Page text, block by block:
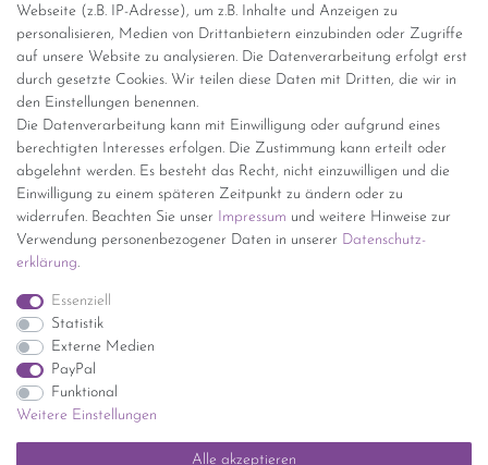
Webseite (z.B. IP-Adresse), um z.B. Inhalte und Anzeigen zu
personalisieren, Medien von Drittanbietern einzubinden oder Zugriffe
auf unsere Website zu analysieren. Die Datenverarbeitung erfolgt erst
durch gesetzte Cookies. Wir teilen diese Daten mit Dritten, die wir in
den Einstellungen benennen.
Die Datenverarbeitung kann mit Einwilligung oder aufgrund eines
berechtigten Interesses erfolgen. Die Zustimmung kann erteilt oder
abgelehnt werden. Es besteht das Recht, nicht einzuwilligen und die
Einwilligung zu einem späteren Zeitpunkt zu ändern oder zu
widerrufen. Beachten Sie unser Impressum und weitere Hinweise zur
Verwendung personenbezogener Daten in unserer Daten­schutz­
erklärung.
Essenziell
Statistik
Externe Medien
PayPal
Funktional
Weitere Einstellungen
Alle akzeptieren
Versand per GLS (6,90 Euro) oder DHL (8,49 Euro ) inkl. MwSt.
(innerhalb Deutschlands)
kostenfreie Lieferung ab 150 Euro Warenwert (innerhalb
Deutschlands)
Übersicht Internationale Versandkosten
Wir kaufen an
Sie haben zuviel Porzellan im Schrank? Gerne kaufen wir dieses an.
Einfach unverbindliches Angebot anfordern.
*Endpreis inkl. MwSt. (Dieser Artikel unterliegt gem. § 25a
UStG der Differenzbesteuerung, ein Ausweis der
Mehrwertsteuer auf der Rechnung erfolgt nicht.)
Impressum Daten­schutz­erklärung